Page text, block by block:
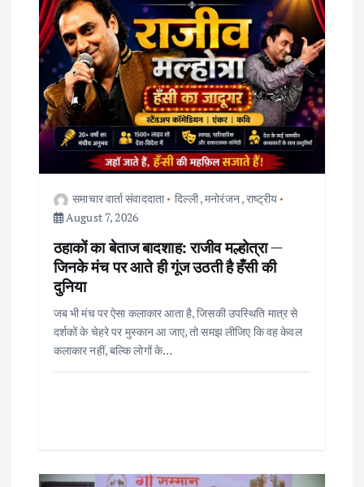
g
a
t
समाचार वार्ता संवाददाता दिल्ली,मनोरंजन,राष्ट्रीय
August 7, 2026
ठहाकों का बेताज बादशाह: राजीव मल्होत्रा —
जिनके मंच पर आते ही गूंज उठती है हँसी की
दुनिया
जब भी मंच पर ऐसा कलाकार आता है, जिसकी उपस्थिति मात्र से
दर्शकों के चेहरे पर मुस्कान आ जाए, तो समझ लीजिए कि वह केवल
कलाकार नहीं, बल्कि लोगों के…